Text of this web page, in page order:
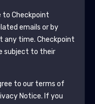
to Checkpoint
emails or by
any time. Checkpoint
subject to their
to our terms of
Notice. If you